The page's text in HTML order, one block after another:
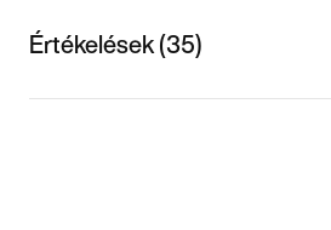
Értékelések (35)